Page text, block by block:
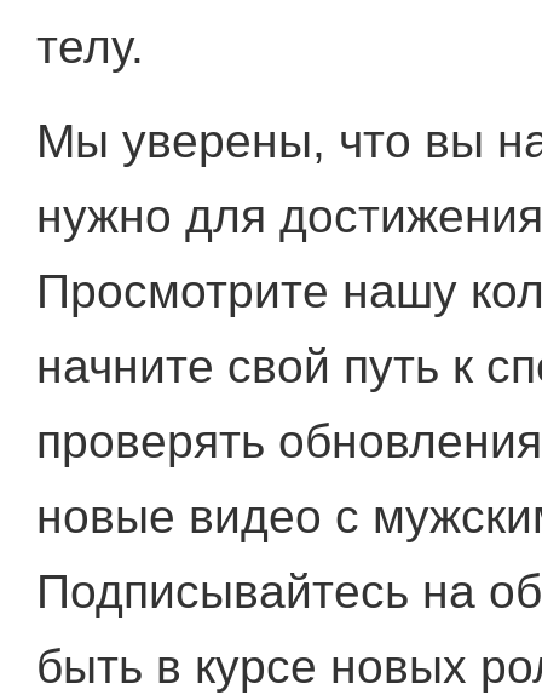
телу.
Мы уверены, что вы
нужно для
Просмотрите нашу
начните свой путь к
проверять
новые видео с
Подписывайтесь на
быть в курсе новых